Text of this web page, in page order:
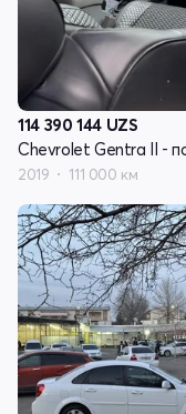
114 390 144 UZS
2019 111 000 км